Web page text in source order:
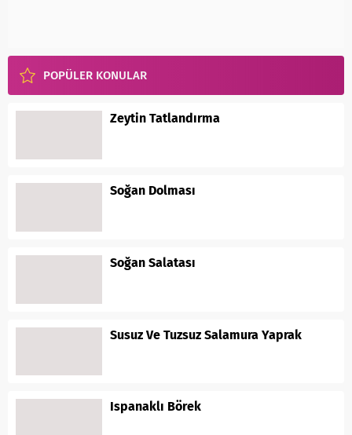
POPÜLER KONULAR
Zeytin Tatlandırma
Soğan Dolması
Soğan Salatası
Susuz Ve Tuzsuz Salamura Yaprak
Ispanaklı Börek